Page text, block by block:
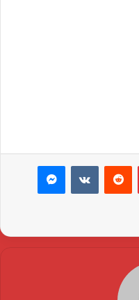
بينتيريست ماسنجر